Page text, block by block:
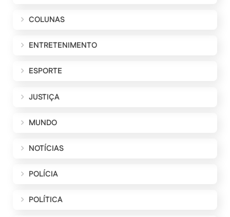
COLUNAS
ENTRETENIMENTO
ESPORTE
JUSTIÇA
MUNDO
NOTÍCIAS
POLÍCIA
POLÍTICA